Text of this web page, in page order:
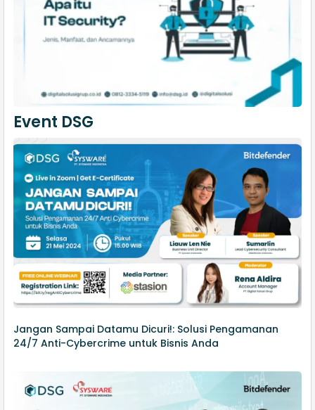
Event DSG
Jangan Sampai Datamu Dicuri!: Solusi Pengamanan
24/7 Anti-Cybercrime untuk Bisnis Anda